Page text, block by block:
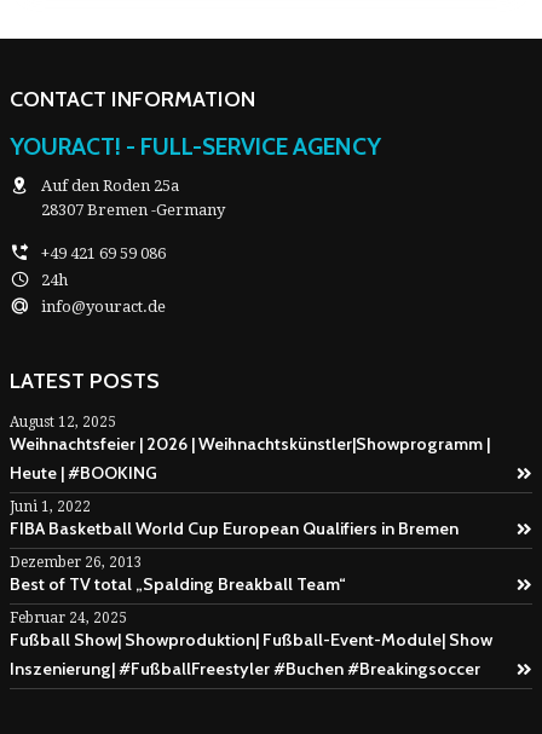
CONTACT INFORMATION
YOURACT! - FULL-SERVICE AGENCY
Auf den Roden 25a
28307 Bremen -Germany
+49 421 69 59 086
24h
info@youract.de
LATEST POSTS
August 12, 2025
Weihnachtsfeier | 2026 | Weihnachtskünstler|Showprogramm |
Heute | #BOOKING
Juni 1, 2022
FIBA Basketball World Cup European Qualifiers in Bremen
Dezember 26, 2013
Best of TV total „Spalding Breakball Team“
Februar 24, 2025
Fußball Show| Showproduktion| Fußball-Event-Module| Show
Inszenierung| #FußballFreestyler #Buchen #Breakingsoccer